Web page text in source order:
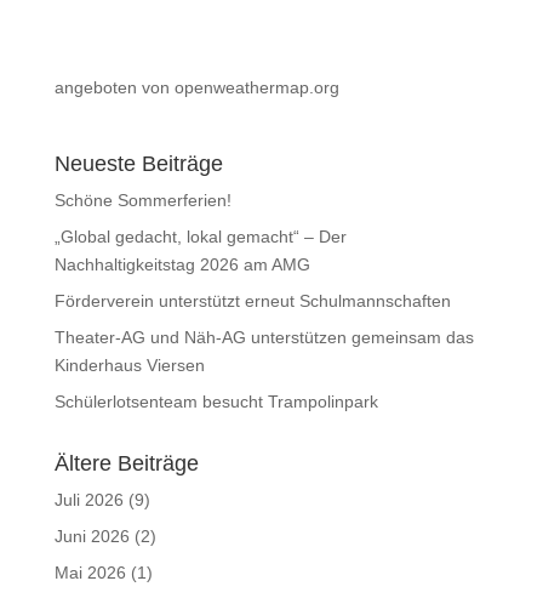
angeboten von openweathermap.org
Neueste Beiträge
Schöne Sommerferien!
„Global gedacht, lokal gemacht“ – Der
Nachhaltigkeitstag 2026 am AMG
Förderverein unterstützt erneut Schulmannschaften
Theater-AG und Näh-AG unterstützen gemeinsam das
Kinderhaus Viersen
Schülerlotsenteam besucht Trampolinpark
Ältere Beiträge
Juli 2026 (9)
Juni 2026 (2)
Mai 2026 (1)